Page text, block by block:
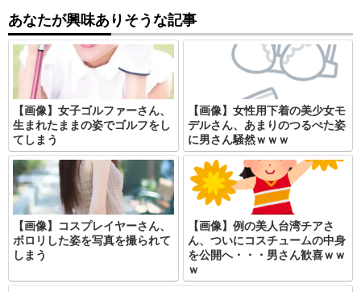
あなたが興味ありそうな記事
【画像】女子ゴルファーさん、
生まれたままの姿でゴルフをし
てしまう
【画像】女性用下着の美少女モ
デルさん、あまりのつるぺた姿
に男さん騒然ｗｗｗ
【画像】コスプレイヤーさん、
ボロリした姿を写真を撮られて
しまう
【画像】例の美人台湾チアさ
ん、ついにコスチュームの中身
を公開へ・・・男さん歓喜ｗｗ
ｗ